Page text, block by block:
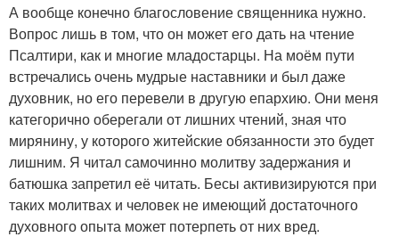
А вообще конечно благословение священника нужно.
Вопрос лишь в том, что он может его дать на чтение
Псалтири, как и многие младостарцы. На моём пути
встречались очень мудрые наставники и был даже
духовник, но его перевели в другую епархию. Они меня
категорично оберегали от лишних чтений, зная что
мирянину, у которого житейские обязанности это будет
лишним. Я читал самочинно молитву задержания и
батюшка запретил её читать. Бесы активизируются при
таких молитвах и человек не имеющий достаточного
духовного опыта может потерпеть от них вред.